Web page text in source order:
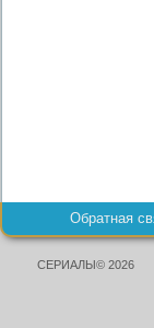
Обратная
СЕРИАЛЫ© 2026